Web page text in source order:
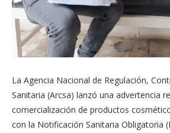
La Agencia Nacional de Regulación,
Sanitaria (Arcsa) lanzó una advertencia
comercialización de productos
con la Notificación Sanitaria Obligatoria